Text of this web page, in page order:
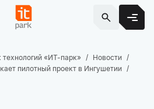
«ИТ-парк»
Новости
пилотный проект в Ингушетии